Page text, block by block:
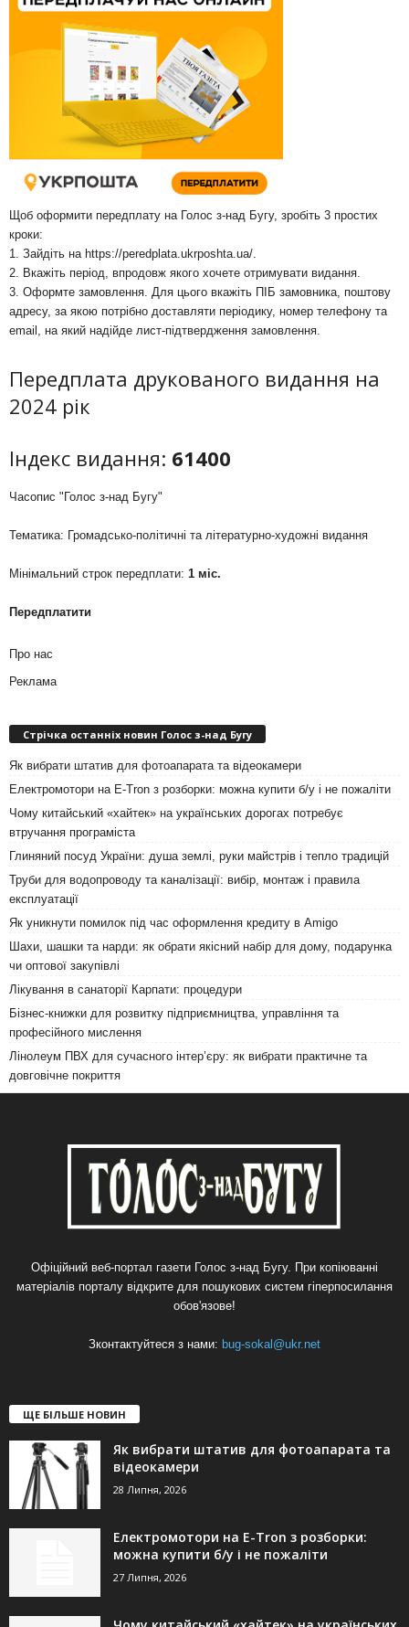
Щоб оформити передплату на Голос з-над Бугу, зробіть 3 простих
кроки:
1. Зайдіть на https://peredplata.ukrposhta.ua/
2. Вкажіть період, впродовж якого хочете отримувати видання.
3. Оформте замовлення. Для цього вкажіть ПІБ замовника, поштову
адресу, за якою потрібно доставляти періодику, номер телефону та
email, на який надійде лист-підтвердження замовлення.
Передплата друкованого видання на
2024 рік
Індекс видання: 61400
Часопис "Голос з-над Бугу"
Тематика: Громадсько-політичні та літературно-художні видання
Мінімальний строк передплати: 1 міс.
Передплатити
Про нас
Реклама
Стрічка останніх новин Голос з-над Бугу
Як вибрати штатив для фотоапарата та відеокамери
Електромотори на E-Tron з розборки: можна купити б/у і не пожаліти
Чому китайський «хайтек» на українських дорогах потребує
втручання програміста
Глиняний посуд України: душа землі, руки майстрів і тепло традицій
Труби для водопроводу та каналізації: вибір, монтаж і правила
експлуатації
Як уникнути помилок під час оформлення кредиту в Amigo
Шахи, шашки та нарди: як обрати якісний набір для дому, подарунка
чи оптової закупівлі
Лікування в санаторії Карпати: процедури
Бізнес-книжки для розвитку підприємництва, управління та
професійного мислення
Лінолеум ПВХ для сучасного інтер’єру: як вибрати практичне та
довговічне покриття
Офіційний веб-портал газети Голос з-над Бугу. При копіюванні
матеріалів порталу відкрите для пошукових систем гіперпосилання
обов'язове!
Зконтактуйтеся з нами: bug-sokal@ukr.net
ЩЕ БІЛЬШЕ НОВИН
Як вибрати штатив для фотоапарата та
відеокамери
28 Липня, 2026
Електромотори на E-Tron з розборки:
можна купити б/у і не пожаліти
27 Липня, 2026